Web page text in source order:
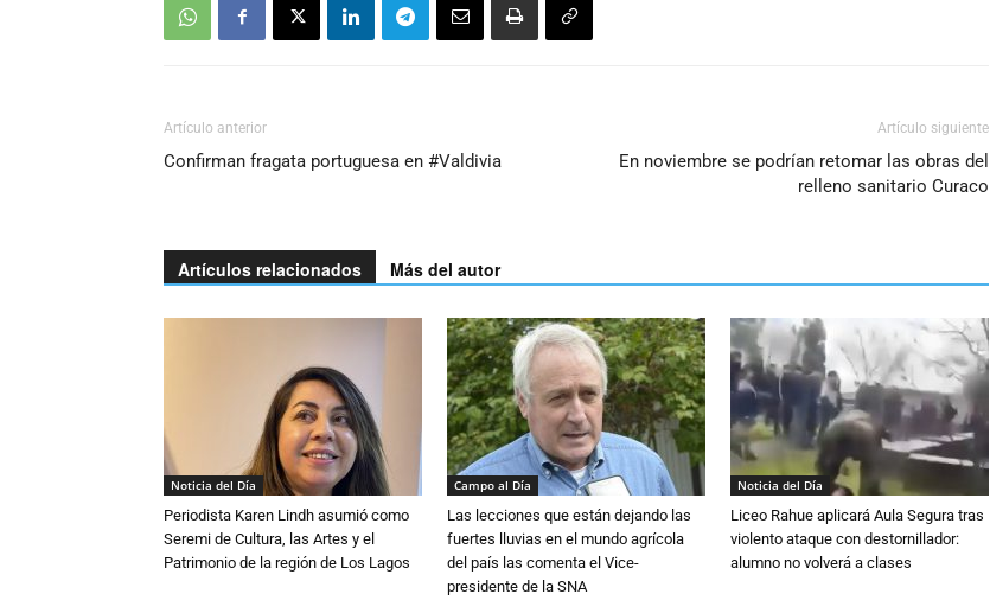
Artículo anterior
Confirman fragata portuguesa en #Valdivia
Artículo siguiente
En noviembre se podrían retomar las obras del
relleno sanitario Curaco
Artículos relacionados Más del autor
Noticia del Día
Periodista Karen Lindh asumió como
Seremi de Cultura, las Artes y el
Patrimonio de la región de Los Lagos
Campo al Día
Las lecciones que están dejando las
fuertes lluvias en el mundo agrícola
del país las comenta el Vice-
presidente de la SNA
Noticia del Día
Liceo Rahue aplicará Aula Segura tras
violento ataque con destornillador:
alumno no volverá a clases